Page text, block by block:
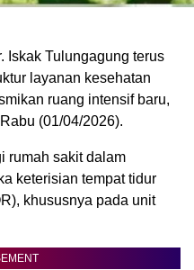
Iskak Tulungagung terus
layanan kesehatan
ruang intensif baru,
(01/04/2026).
rumah sakit dalam
keterisian tempat tidur
khususnya pada unit